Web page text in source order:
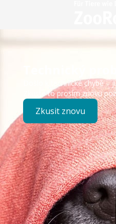
Došlo k technické chybě –
Zkuste to prosím znovu
Zkusit znovu